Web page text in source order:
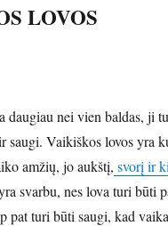
LOVOS
daugiau nei vien baldas, ji
saugi. Vaikiškos lovos yra
amžių, jo aukštį, svorį ir
svarbu, nes lova turi būti
pat turi būti saugi, kad